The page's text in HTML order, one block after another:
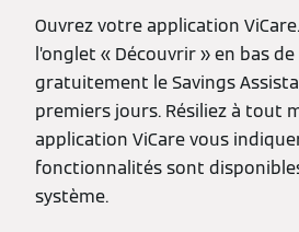
Ouvrez votre application
l’onglet « Découvrir » en bas de
gratuitement le Savings
premiers jours. Résiliez à tout
application ViCare vous
fonctionnalités sont
système.